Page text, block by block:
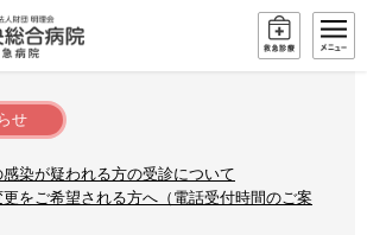
せ
染が疑われる方の受診について
更をご希望される方へ（電話受付時間のご案